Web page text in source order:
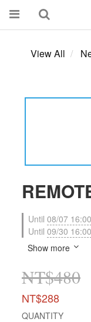
View All
Until 08/07 16:00
Until 09/30 16:00
Show more
NT$480
NT$288
QUANTITY